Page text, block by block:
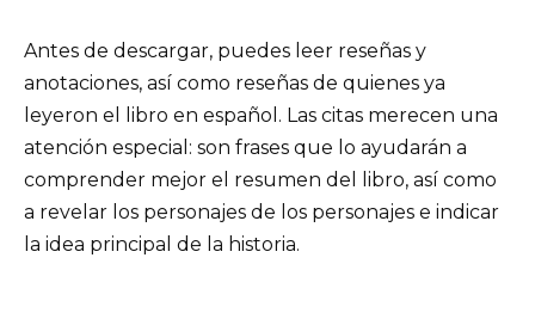
Antes de descargar, puedes leer reseñas y
anotaciones, así como reseñas de quienes ya
leyeron el libro en español. Las citas merecen una
atención especial: son frases que lo ayudarán a
comprender mejor el resumen del libro, así como
a revelar los personajes de los personajes e indicar
la idea principal de la historia.